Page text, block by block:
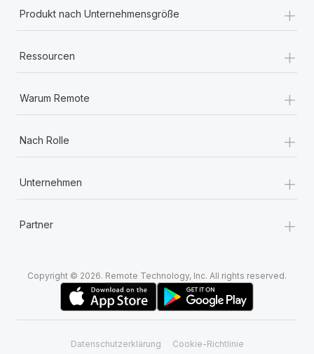
Produkt nach Unternehmensgröße +
Ressourcen +
Warum Remote +
Nach Rolle +
Unternehmen +
Partner +
Copyright © 2026. Remote Technology, Inc. All rights reserved.
Datenschutzerklärung Cookie-Richtlinie